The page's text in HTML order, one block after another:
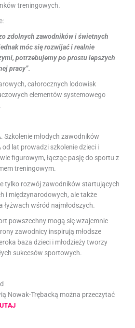
treningowych.
zdolnych zawodników i świetnych
móc się rozwijać i realnie
potrzebujemy po prostu lepszych
pracy”.
całorocznych lodowisk
elementów systemowego
Szkolenie młodych zawodników
od lat prowadzi szkolenie dzieci i
figurowym, łącząc pasję do sportu z
treningowym.
tylko rozwój zawodników startujących
i międzynarodowych, ale także
łyżwach wśród najmłodszych.
powszechny mogą się wzajemnie
zawodnicy inspirują młodsze
baza dzieci i młodzieży tworzy
sukcesów sportowych.
Nowak-Trębacką można przeczytać